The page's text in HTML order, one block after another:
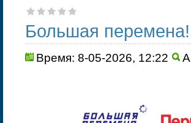
Большая перемена!
Время: 8-05-2026, 12:22